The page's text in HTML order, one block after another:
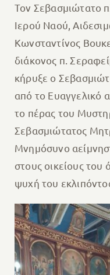
Τον Σεβασμιώτατο
Ιερού Ναού,
Κωνσταντίνος
διάκονος π.
κήρυξε ο
από το Ευαγγελικό
το πέρας του
Σεβασμιώτατος
Μνημόσυνο
στους οικείους
ψυχή του